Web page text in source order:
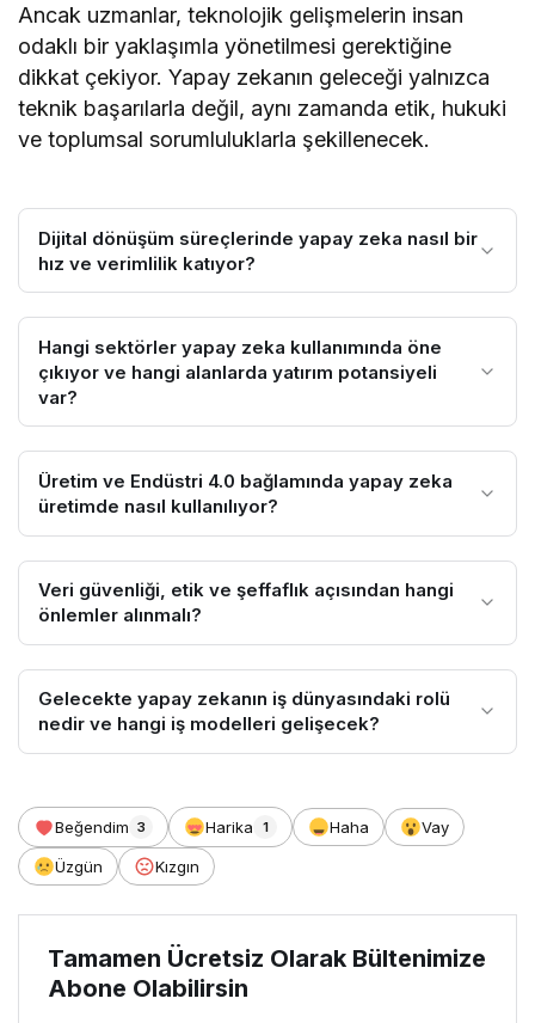
Ancak uzmanlar, teknolojik gelişmelerin insan
odaklı bir yaklaşımla yönetilmesi gerektiğine
dikkat çekiyor. Yapay zekanın geleceği yalnızca
teknik başarılarla değil, aynı zamanda etik, hukuki
ve toplumsal sorumluluklarla şekillenecek.
Dijital dönüşüm süreçlerinde yapay zeka nasıl bir
hız ve verimlilik katıyor?
Hangi sektörler yapay zeka kullanımında öne
çıkıyor ve hangi alanlarda yatırım potansiyeli
var?
Üretim ve Endüstri 4.0 bağlamında yapay zeka
üretimde nasıl kullanılıyor?
Veri güvenliği, etik ve şeffaflık açısından hangi
önlemler alınmalı?
Gelecekte yapay zekanın iş dünyasındaki rolü
nedir ve hangi iş modelleri gelişecek?
Beğendim 3 Harika 1 Haha Vay
Üzgün Kızgın
Tamamen Ücretsiz Olarak Bültenimize
Abone Olabilirsin